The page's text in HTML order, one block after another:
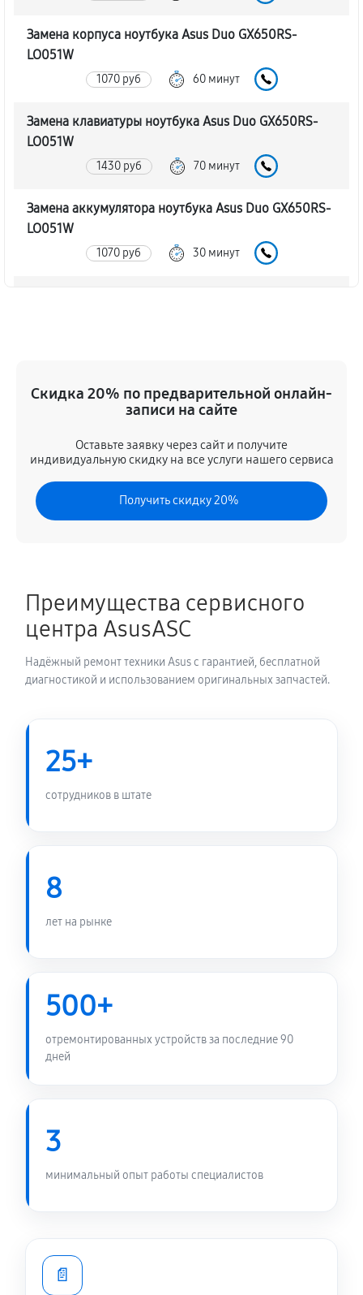
Замена корпуса ноутбука Asus Duo GX650RS-
LO051W
1070 руб 60 минут
Замена клавиатуры ноутбука Asus Duo GX650RS-
LO051W
1430 руб 70 минут
Замена аккумулятора ноутбука Asus Duo GX650RS-
LO051W
1070 руб 30 минут
1190 руб
3120 руб 80 минут
Замена экрана ноутбука Asus Duo GX650RS-LO051W
1370 руб 80 минут
Замена термопасты ноутбука Asus Duo GX650RS-
30 минут
LO051W
LO051W
1320 руб 60 минут
LO051W
Замена южного моста ноутбука Asus Duo GX650RS-
Замена видеокарты ноутбука Asus Duo GX650RS-
LO051W
Скидка 20% по предварительной онлайн-
записи на сайте
Оставьте заявку через сайт и получите
индивидуальную скидку на все услуги нашего сервиса
Получить скидку 20%
Преимущества сервисного
центра AsusASC
Надёжный ремонт техники Asus с гарантией, бесплатной
диагностикой и использованием оригинальных запчастей.
25+
сотрудников в штате
8
лет на рынке
500+
отремонтированных устройств за последние 90
дней
3
минимальный опыт работы специалистов
📄